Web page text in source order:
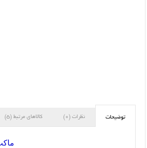
توضیحات نظرات (0) کالاهای مرتبط (5)
ماکت